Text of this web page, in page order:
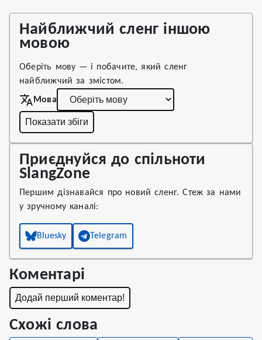
Найближчий сленг іншою
мовою
Оберіть мову — і побачите, який сленг
найближчий за змістом.
Мова
Показати збіги
Приєднуйся до спільноти
SlangZone
Першим дізнавайся про новий сленг. Стеж за нами
у зручному каналі:
Bluesky Telegram
Коментарі
Додай перший коментар!
Схожі слова